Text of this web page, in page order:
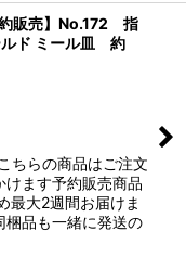
約販売】No.172 指
ルド ミール皿 約
ちらの商品はご注文
けます予約販売商品
最大2週間お届けま
梱品も一緒に発送の